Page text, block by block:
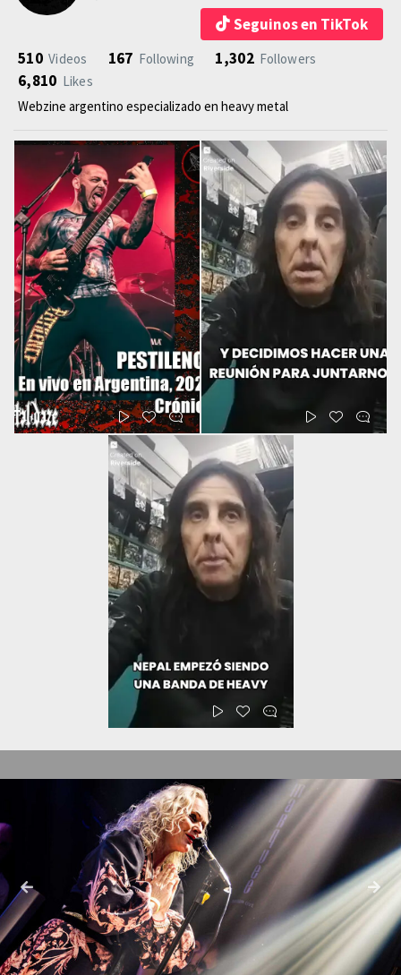
Seguinos en TikTok
510 Videos 167 Following 1,302 Followers
6,810 Likes
Webzine argentino especializado en heavy metal